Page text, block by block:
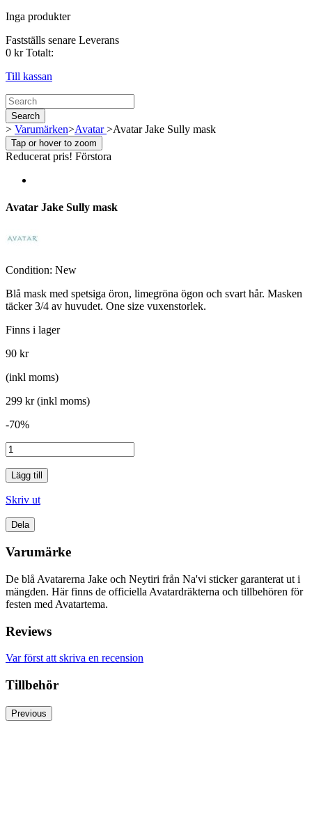
Inga produkter
Fastställs senare Leverans
0 kr Totalt:
Till kassan
Search
> Varumärken>Avatar>Avatar Jake Sully mask
Tap or hover to zoom
Reducerat pris! Förstora
Avatar Jake Sully mask
Condition: New
Blå mask med spetsiga öron, limegröna ögon och svart hår. Masken
täcker 3/4 av huvudet. One size vuxenstorlek.
Finns i lager
90 kr
(inkl moms)
299 kr(inkl moms)
-70%
Lägg till
Skriv ut
Dela
Varumärke
De blå Avatarerna Jake och Neytiri från Na'vi sticker garanterat ut i
mängden. Här finns de officiella Avatardräkterna och tillbehören för
festen med Avatartema.
Reviews
Var först att skriva en recension
Tillbehör
Previous